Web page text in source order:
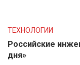
ТЕХНОЛОГИИ
Российские
дня»